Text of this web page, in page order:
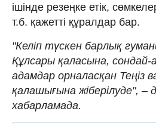
ішінде резеңке етік,
т.б. қажетті құралдар бар.
"Келіп түскен барлық
Құлсары қаласына, сондай-
адамдар орналасқан Теңіз
қалашығына жіберілуде", –
хабарламада.